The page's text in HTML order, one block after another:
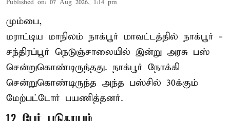
Published on: 07 Aug 2026, 1:14 pm
மும்பை,
மராட்டிய மாநிலம் நாக்பூர் மாவட்டத்தில் நாக்பூர் -
சந்திரப்பூர் நெடுஞ்சாலையில் இன்று அரசு பஸ்
சென்றுகொண்டிருந்தது. நாக்பூர் நோக்கி
சென்றுகொண்டிருந்த அந்த பஸ்சில் 30க்கும்
மேற்பட்டோர் பயணித்தனர்.